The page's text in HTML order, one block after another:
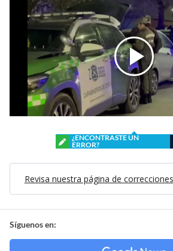
¿ENCONTRASTE UN
ERROR?
Revisa nuestra página de correcciones
Síguenos en: